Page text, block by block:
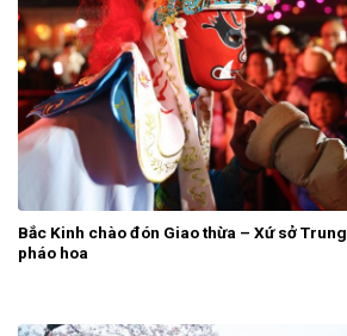
Bắc Kinh chào đón Giao thừa – Xứ sở
pháo hoa